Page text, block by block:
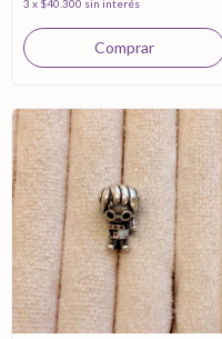
3 x $40.300 sin interés